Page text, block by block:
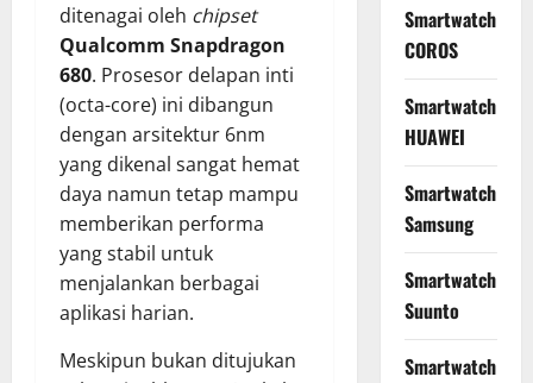
ditenagai oleh chipset
Qualcomm Snapdragon
680. Prosesor delapan inti
(octa-core) ini dibangun
dengan arsitektur 6nm
yang dikenal sangat hemat
daya namun tetap mampu
memberikan performa
yang stabil untuk
menjalankan berbagai
aplikasi harian.
Meskipun bukan ditujukan
Smartwatch
COROS
Smartwatch
HUAWEI
Smartwatch
Samsung
Smartwatch
Suunto
Smartwatch